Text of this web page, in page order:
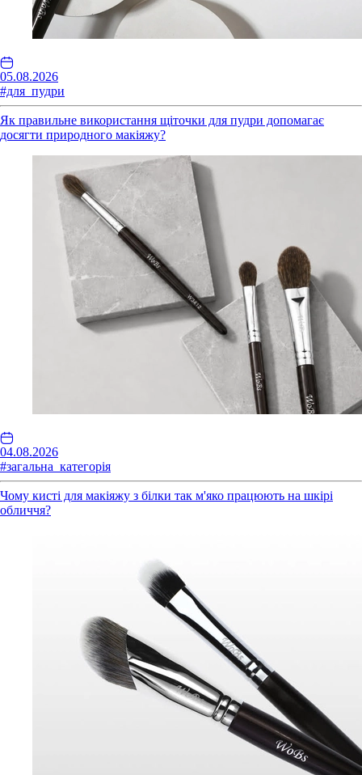
05.08.2026
#для_пудри
Як правильне використання щіточки для пудри допомагає
досягти природного макіяжу?
04.08.2026
#загальна_категорія
Чому кисті для макіяжу з білки так м'яко працюють на шкірі
обличчя?